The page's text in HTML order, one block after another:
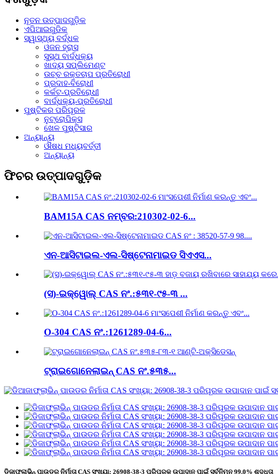
ନୂତନ ଉତ୍ପାଦଗୁଡ଼ିକ
ଏପିଆଇଗୁଡିକ
ସ୍ୱାସ୍ଥ୍ୟ ବର୍ଦ୍ଧକ
ଓଜନ ହ୍ରାସ
ସୁସ୍ଥ ବାର୍ଦ୍ଧକ୍ୟ
ଖାଦ୍ୟ ସପ୍ଲିମେଣ୍ଟ
ଉଚ୍ଚ ରକ୍ତଚାପ ପ୍ରତିରୋଧୀ
ପ୍ରଦାହ-ବିରୋଧୀ
କର୍କଟ-ପ୍ରତିରୋଧୀ
ବାର୍ଦ୍ଧକ୍ୟ-ପ୍ରତିରୋଧୀ
ପୁଷ୍ଟିକର ପରିପୂରକ
ନୁଟ୍ରୋପିକ୍ସ
ଖେଳ ପୁଷ୍ଟିସାର
ଅନ୍ୟାନ୍ୟ
ଔଷଧ ମଧ୍ୟବର୍ତ୍ତୀ
ଅନ୍ୟାନ୍ୟ
ଫିଚର ଉତ୍ପାଦଗୁଡ଼ିକ
BAM15A CAS ନମ୍ବର:210302-02-6...
ଏନ-ଆସିଟାଇଲ-ଏଲ-ସିଷ୍ଟେନାମାଇଡ ସିଏଏସ...
(ସ)-ଇକ୍ୱୋଲ୍ CAS ନଂ.:୫୩୧-୯୫-୩ ...
O-304 CAS ନଂ.:1261289-04-6...
ଟ୍ରାଇଗୋନେଲାଇନ୍ CAS ନଂ.୫୩୫...
ଡିଜାଫ୍ଲାଭିନ୍ ପାଉଡର ନିର୍ମାତା CAS ସଂଖ୍ୟା: 26908-38-3 ପରିପୂରକ ଉପାଦାନ ପାଇଁ ସର୍ବନିମ୍ନ 99.0% ଶୁଦ୍ଧତା